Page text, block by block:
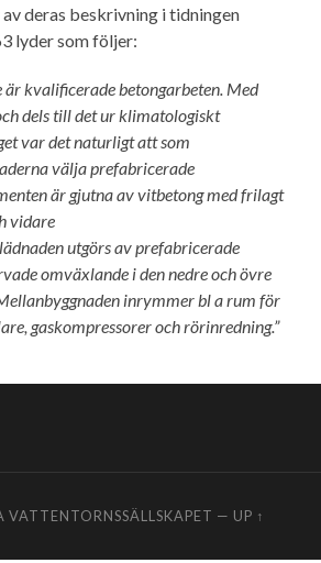
deras beskrivning i tidningen
lyder som följer:
kvalificerade betongarbeten. Med
dels till det ur klimatologiskt
var det naturligt att som
välja prefabricerade
är gjutna av vitbetong med frilagt
vidare
utgörs av prefabricerade
omväxlande i den nedre och övre
inrymmer bl a rum för
gaskompressorer och rörinredning.”
VATTENTORNSSÄLLSKAPET — UP ↑